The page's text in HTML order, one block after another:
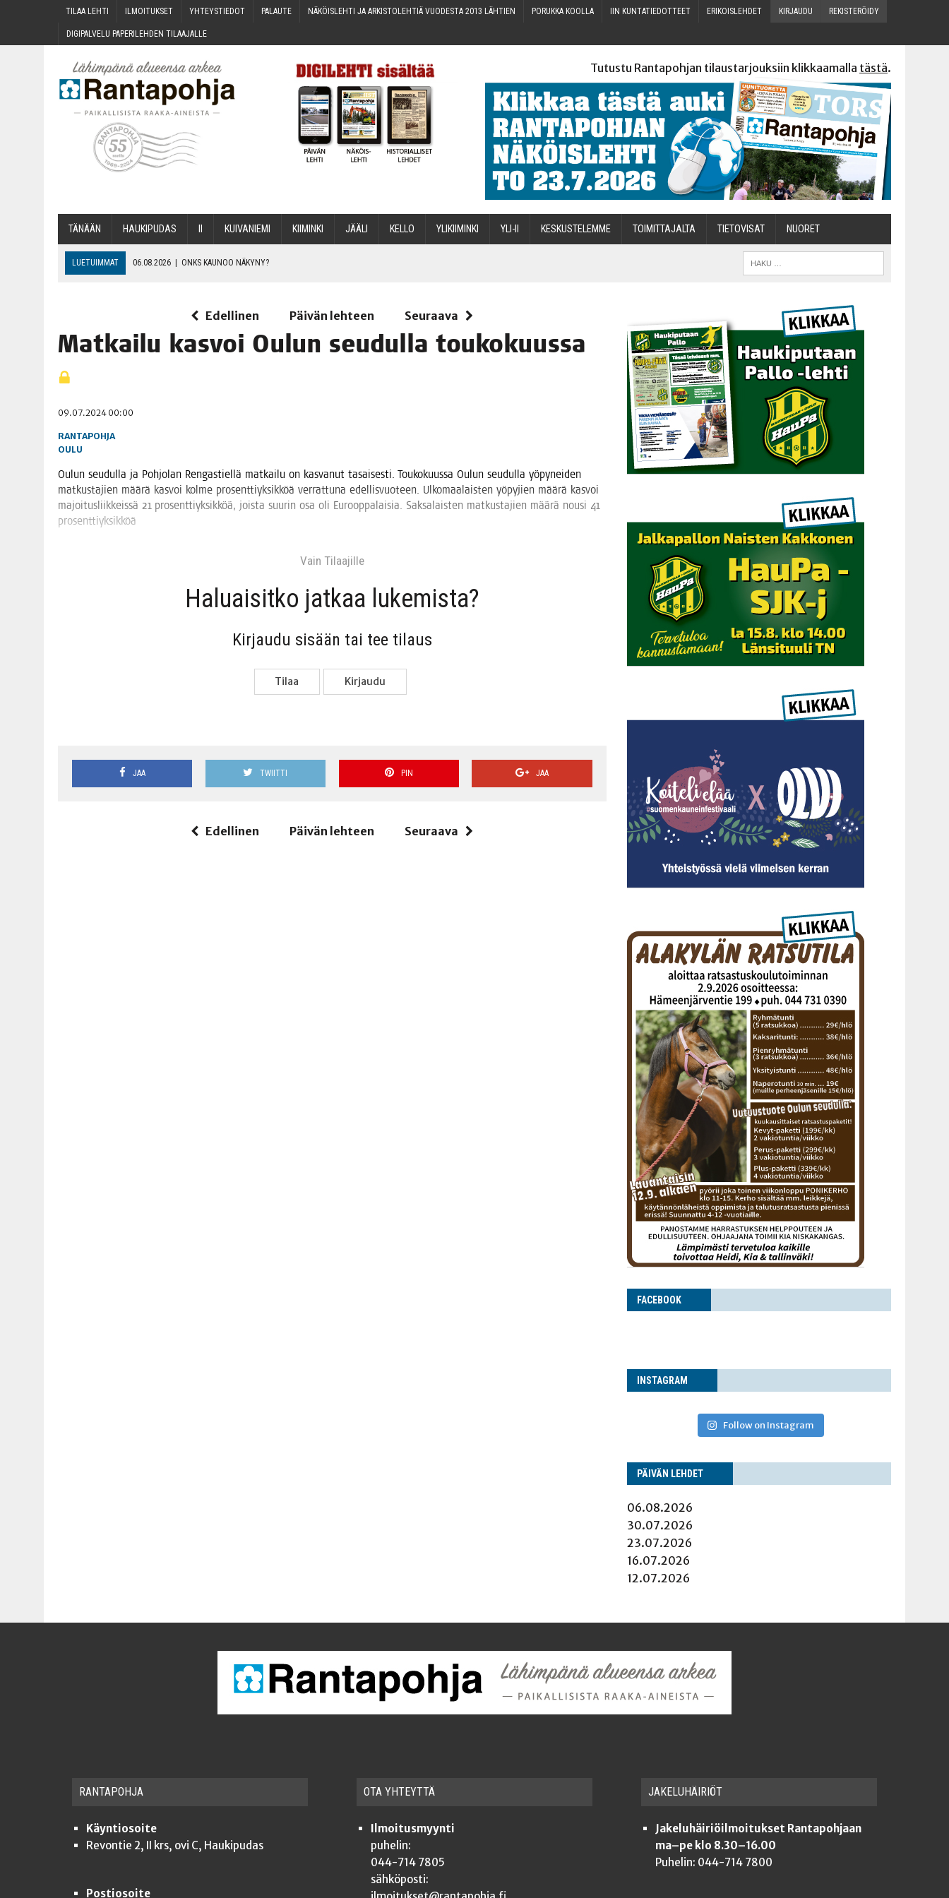
TILAA LEH­TI ILMOI­TUK­SET YHTEYS­TIE­DOT PALAU­TE NÄKÖIS­LEH­TI JA ARKIS­TO­LEH­TIÄ VUO­DES­TA 2013 LÄHTIEN PORUK­KA KOOLLA IIN KUN­TA­TIE­DOT­TEET ERI­KOIS­LEH­DET KIR­JAU­DU REKIS­TE­RÖI­DY
DIGI­PAL­VE­LU PAPE­RI­LEH­DEN TILAAJALLE
Tutustu Rantapohjan tilaustarjouksiin klikkaamalla tästä.
TÄNÄÄN HAU­KI­PU­DAS KUI­VA­NIE­MI KII­MIN­KI JÄÄ­LI KEL­LO YLI­KII­MIN­KI YLI-II KES­KUS­TE­LEM­ME TOI­MIT­TA­JAL­TA TIETOVISAT NUO­RET
LUETUIMMAT 06.08.2026 | ONKS KAU­NOO NÄKYNY?
OPIN­TOI­HIN KAN­SA­LAIS­OPIS­TOS­SA VOI SAA­DA AVUSTUSTA
06.08.2026 TOI­VEI­DEN KOTI IISTÄ!
06.08.2026 | KII­MIN­KI­PÄI­VÄT JÄR­JES­TE­TÄÄN PERIN­TEI­TÄ KUNNIOITTAEN
Edellinen Päivän lehteen Seuraava
Mat­kai­lu kas­voi Oulun seu­dul­la toukokuussa
09.07.2024 00:00
RANTAPOHJA
OULU
Oulun seu­dul­la ja Poh­jo­lan Ren­gas­tiel­lä mat­kai­lu on kas­va­nut tasai­ses­ti. Tou­ko­kuus­sa Oulun seu­dul­la yöpy­nei­den
mat­kus­ta­jien mää­rä kas­voi kol­me pro­sent­tiyk­sik­köä ver­rat­tu­na edel­lis­vuo­teen. Ulko­maa­lais­ten yöpy­jien mää­rä kas­voi
majoi­tus­liik­keis­sä 21 pro­sent­tiyk­sik­köä, jois­ta suu­rin osa oli Euroop­pa­lai­sia. Sak­sa­lais­ten mat­kus­ta­jien mää­rä nousi 41
prosenttiyksikköä
Vain Tilaa­jil­le
Haluai­sit­ko jat­kaa lukemista?
Kir­jau­du sisään tai tee tilaus
Tilaa Kir­jau­du
JAA TWIITTI PIN JAA
Edellinen Päivän lehteen Seuraava
FACE­BOOK
INS­TA­GRAM
Follow on Instagram
PÄI­VÄN LEHDET
06.08.2026
30.07.2026
23.07.2026
16.07.2026
12.07.2026
RAN­TA­POH­JA
Käyntiosoite
Revontie 2, II krs, ovi C, Haukipudas
Postiosoite
OTA YHTEYT­TÄ
Ilmoitusmyynti
puhelin:
044-714 7805
sähköposti:
JAKE­LU­HÄI­RIÖT
Jakeluhäiriöilmoitukset Rantapohjaan
ma–pe klo 8.30–16.00
Puhelin: 044-714 7800